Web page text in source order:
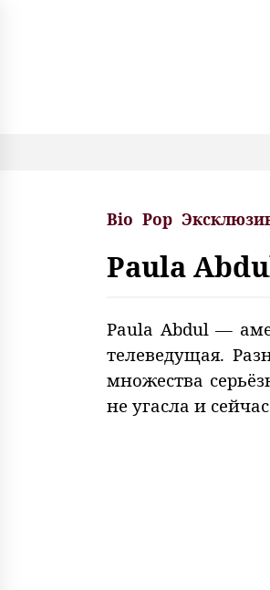
Bio Pop
Paula
Paula Abdul —
телеведущая.
множества
не угасла и